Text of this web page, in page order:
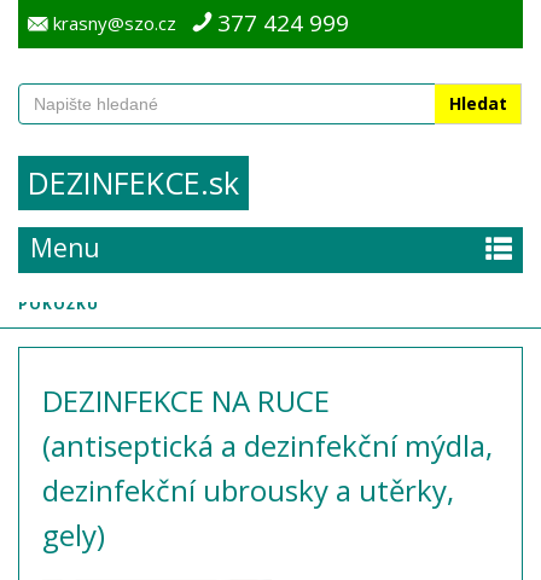
krasny@szo.cz 377 424 999
Hledat
DEZINFEKCE.sk
Menu
NA RUCE
POKOŽKU
DEZINFEKCE NA RUCE
(antiseptická a dezinfekční mýdla,
dezinfekční ubrousky a utěrky,
gely)